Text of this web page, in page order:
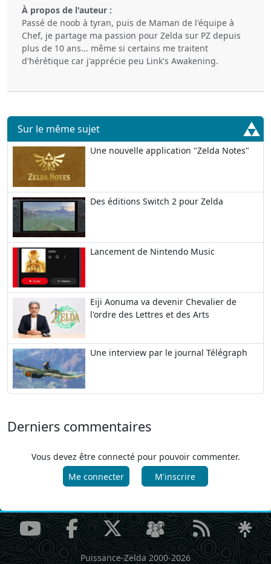
À propos de l'auteur :
Passé de noob à tyran, puis de Maman de l'équipe à
Chef, je partage ma passion pour Zelda sur PZ depuis
plus de 10 ans... même si certains me traitent
d'hérétique car j'apprécie peu Link's Awakening.
Sur le même sujet
Une nouvelle application "Zelda Notes"
Des éditions Switch 2 pour Zelda
Lancement de Nintendo Music
Eiji Aonuma va devenir Chevalier de
l'ordre des Lettres et des Arts
Une interview par le journal Télégraph
Derniers commentaires
Vous devez être connecté pour pouvoir commenter.
Me connecter
M'inscrire
Puissance-Zelda 2000-2026